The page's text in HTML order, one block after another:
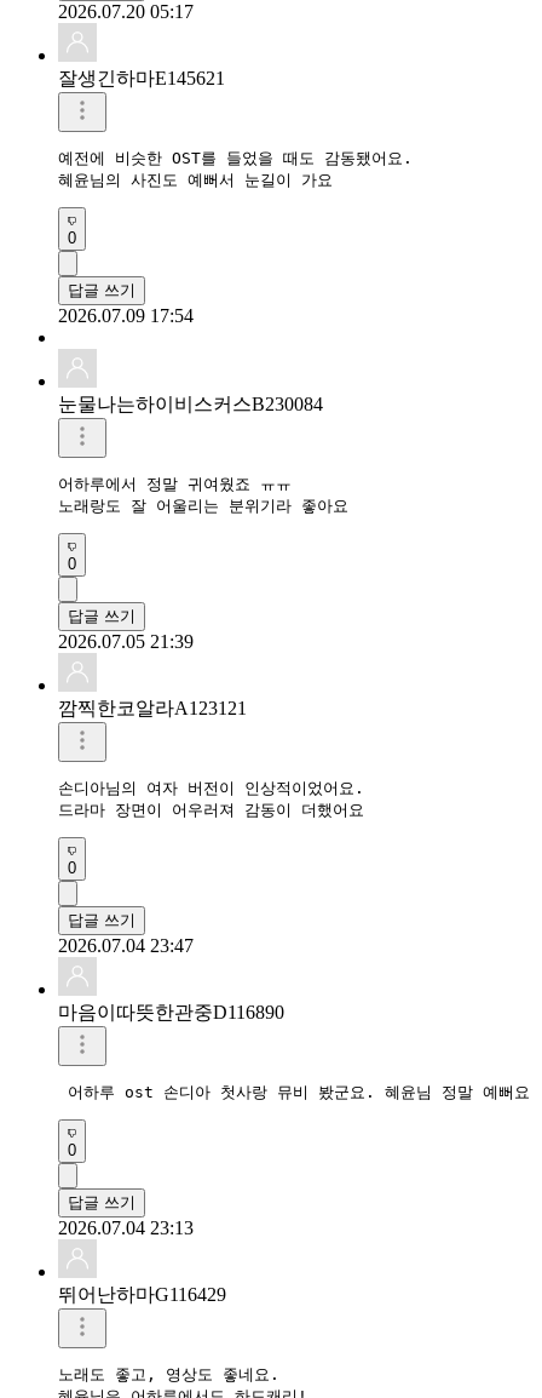
2026.07.20 05:17
잘생긴하마E145621
예전에 비슷한 OST를 들었을 때도 감동됐어요.
혜윤님의 사진도 예뻐서 눈길이 가요
0
답글 쓰기
2026.07.09 17:54
눈물나는하이비스커스B230084
어하루에서 정말 귀여웠죠 ㅠㅠ
노래랑도 잘 어울리는 분위기라 좋아요
0
답글 쓰기
2026.07.05 21:39
깜찍한코알라A123121
손디아님의 여자 버전이 인상적이었어요.
드라마 장면이 어우러져 감동이 더했어요
0
답글 쓰기
2026.07.04 23:47
마음이따뜻한관중D116890
어하루 ost 손디아 첫사랑 뮤비 봤군요. 혜윤님 정말 예뻐요
0
답글 쓰기
2026.07.04 23:13
뛰어난하마G116429
노래도 좋고, 영상도 좋네요.